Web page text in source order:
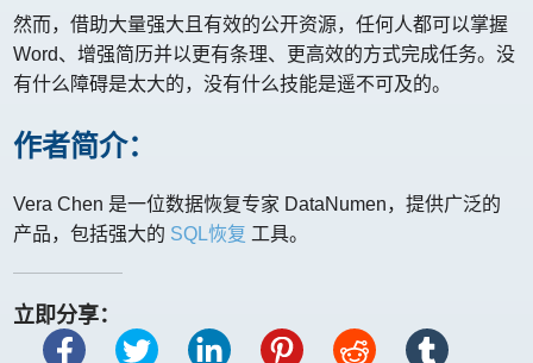
然而，借助大量强大且有效的公开资源，任何人都可以掌握
Word、增强简历并以更有条理、更高效的方式完成任务。没
有什么障碍是太大的，没有什么技能是遥不可及的。
作者简介：
Vera Chen 是一位数据恢复专家 DataNumen，提供广泛的
产品，包括强大的 SQL恢复 工具。
立即分享：